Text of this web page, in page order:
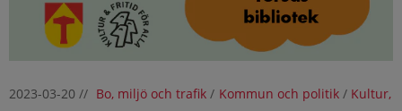
2023-03-20 // Bo, miljö och trafik/ Kommun och politik/ Kultur,